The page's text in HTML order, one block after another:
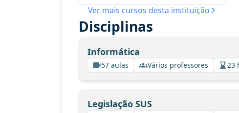
Ver mais cursos desta instituição
Disciplinas
Informática
57 aulas Vários professores 23
Legislação SUS